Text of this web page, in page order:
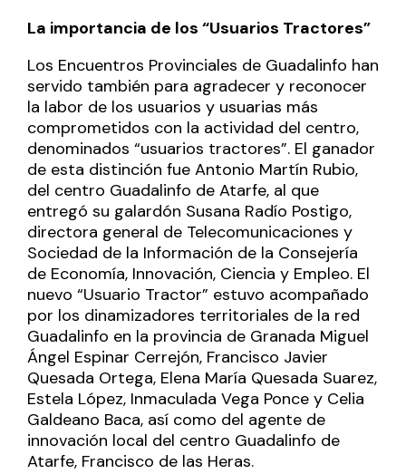
La importancia de los “Usuarios Tractores”
Los Encuentros Provinciales de Guadalinfo han
servido también para agradecer y reconocer
la labor de los usuarios y usuarias más
comprometidos con la actividad del centro,
denominados “usuarios tractores”. El ganador
de esta distinción fue Antonio Martín Rubio,
del centro Guadalinfo de Atarfe, al que
entregó su galardón Susana Radío Postigo,
directora general de Telecomunicaciones y
Sociedad de la Información de la Consejería
de Economía, Innovación, Ciencia y Empleo. El
nuevo “Usuario Tractor” estuvo acompañado
por los dinamizadores territoriales de la red
Guadalinfo en la provincia de Granada Miguel
Ángel Espinar Cerrejón, Francisco Javier
Quesada Ortega, Elena María Quesada Suarez,
Estela López, Inmaculada Vega Ponce y Celia
Galdeano Baca, así como del agente de
innovación local del centro Guadalinfo de
Atarfe, Francisco de las Heras.